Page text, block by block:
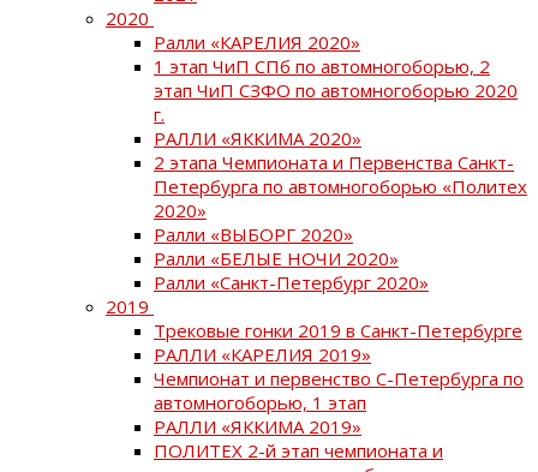
2020
Ралли «КАРЕЛИЯ 2020»
1 этап ЧиП СПб по автомногоборью, 2
этап ЧиП СЗФО по автомногоборью 2020
г.
РАЛЛИ «ЯККИМА 2020»
2 этапа Чемпионата и Первенства Санкт-
Петербурга по автомногоборью «Политех
2020»
Ралли «ВЫБОРГ 2020»
Ралли «БЕЛЫЕ НОЧИ 2020»
Ралли «Санкт-Петербург 2020»
2019
Трековые гонки 2019 в Санкт-Петербурге
РАЛЛИ «КАРЕЛИЯ 2019»
Чемпионат и первенство С-Петербурга по
автомногоборью, 1 этап
РАЛЛИ «ЯККИМА 2019»
ПОЛИТЕХ 2-й этап чемпионата и